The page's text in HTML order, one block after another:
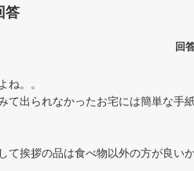
答
回
。。
て出られなかったお宅には簡単な手
挨拶の品は食べ物以外の方が良いか